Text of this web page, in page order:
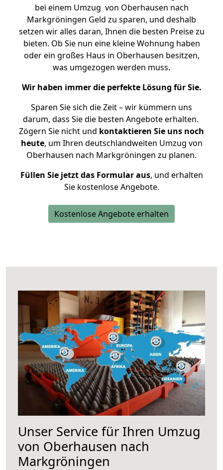
bei einem Umzug von Oberhausen nach
Markgröningen Geld zu sparen, und deshalb
setzen wir alles daran, Ihnen die besten Preise zu
bieten. Ob Sie nun eine kleine Wohnung haben
oder ein großes Haus in Oberhausen besitzen,
was umgezogen werden muss.
Wir haben immer die perfekte Lösung für Sie.
Sparen Sie sich die Zeit – wir kümmern uns
darum, dass Sie die besten Angebote erhalten.
Zögern Sie nicht und kontaktieren Sie uns noch
heute, um Ihren deutschlandweiten Umzug von
Oberhausen nach Markgröningen zu planen.
Füllen Sie jetzt das Formular aus, und erhalten
Sie kostenlose Angebote.
Kostenlose Angebote erhalten
Unser Service für Ihren Umzug
von Oberhausen nach
Markgröningen